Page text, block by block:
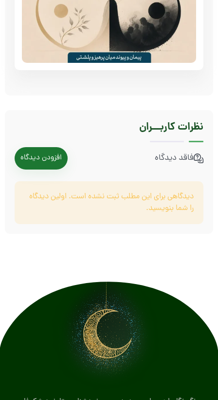
نظراتکاربـــران
فاقد دیدگاه افزودن دیدگاه
دیدگاهی برای این مطلب ثبت نشده است. اولین دیدگاه
را شما بنویسید.